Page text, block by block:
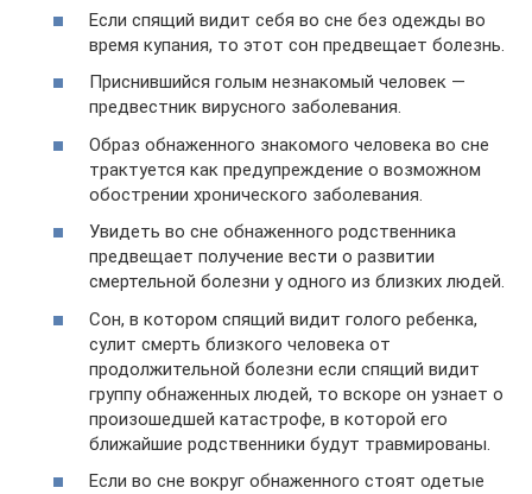
Если спящий видит себя во сне без одежды во
время купания, то этот сон предвещает болезнь.
Приснившийся голым незнакомый человек —
предвестник вирусного заболевания.
Образ обнаженного знакомого человека во сне
трактуется как предупреждение о возможном
обострении хронического заболевания.
Увидеть во сне обнаженного родственника
предвещает получение вести о развитии
смертельной болезни у одного из близких людей.
Сон, в котором спящий видит голого ребенка,
сулит смерть близкого человека от
продолжительной болезни если спящий видит
группу обнаженных людей, то вскоре он узнает о
произошедшей катастрофе, в которой его
ближайшие родственники будут травмированы.
Если во сне вокруг обнаженного стоят одетые